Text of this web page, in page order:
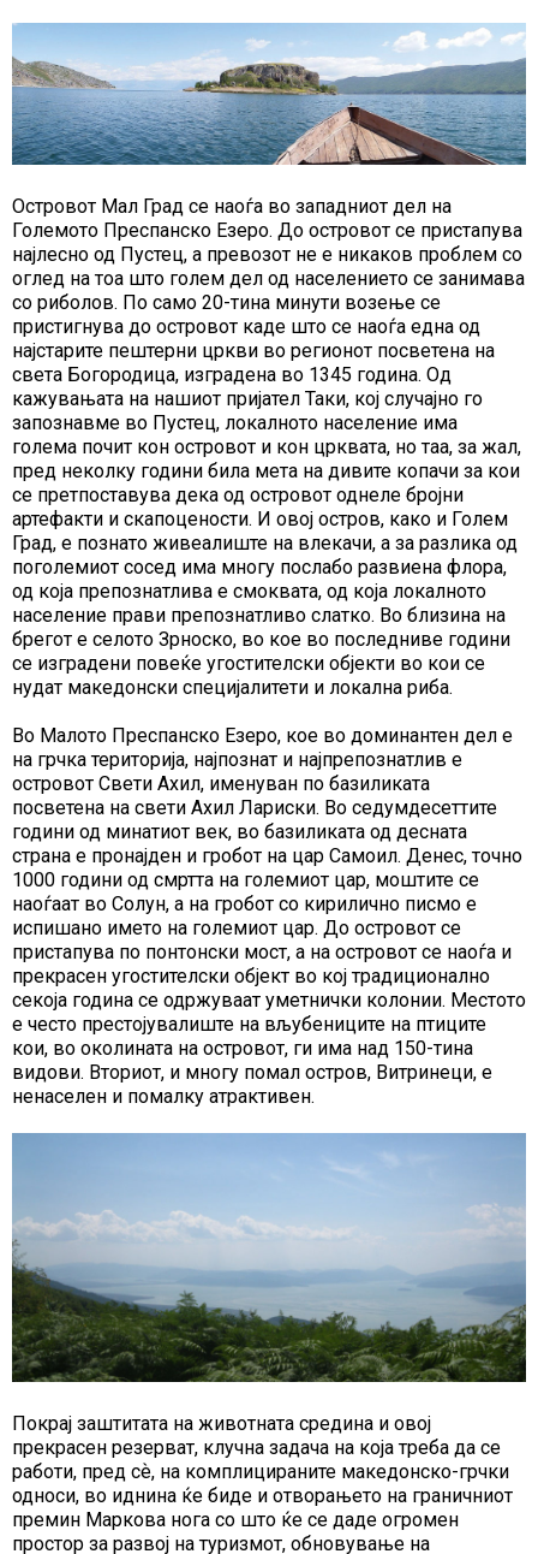
Островот Мал Град се наоѓа во западниот дел на
Големото Преспанско Езеро. До островот се пристапува
најлесно од Пустец, а превозот не е никаков проблем со
оглед на тоа што голем дел од населението се занимава
со риболов. По само 20-тина минути возење се
пристигнува до островот каде што се наоѓа една од
најстарите пештерни цркви во регионот посветена на
света Богородица, изградена во 1345 година. Од
кажувањата на нашиот пријател Таки, кој случајно го
запознавме во Пустец, локалното население има
голема почит кон островот и кон црквата, но таа, за жал,
пред неколку години била мета на дивите копачи за кои
се претпоставува дека од островот однеле бројни
артефакти и скапоцености. И овој остров, како и Голем
Град, е познато живеалиште на влекачи, а за разлика од
поголемиот сосед има многу послабо развиена флора,
од која препознатлива е смоквата, од која локалното
население прави препознатливо слатко. Во близина на
брегот е селото Зрноско, во кое во последниве години
се изградени повеќе угостителски објекти во кои се
нудат македонски специјалитети и локална риба.
Во Малото Преспанско Езеро, кое во доминантен дел е
на грчка територија, најпознат и најпрепознатлив е
островот Свети Ахил, именуван по базиликата
посветена на свети Ахил Лариски. Во седумдесеттите
години од минатиот век, во базиликата од десната
страна е пронајден и гробот на цар Самоил. Денес, точно
1000 години од смртта на големиот цар, моштите се
наоѓаат во Солун, а на гробот со кирилично писмо е
испишано името на големиот цар. До островот се
пристапува по понтонски мост, а на островот се наоѓа и
прекрасен угостителски објект во кој традиционално
секоја година се одржуваат уметнички колонии. Местото
е често престојувалиште на вљубениците на птиците
кои, во околината на островот, ги има над 150-тина
видови. Вториот, и многу помал остров, Витринеци, е
ненаселен и помалку атрактивен.
Покрај заштитата на животната средина и овој
прекрасен резерват, клучна задача на која треба да се
работи, пред сѐ, на комплицираните македонско-грчки
односи, во иднина ќе биде и отворањето на граничниот
премин Маркова нога со што ќе се даде огромен
простор за развој на туризмот, обновување на